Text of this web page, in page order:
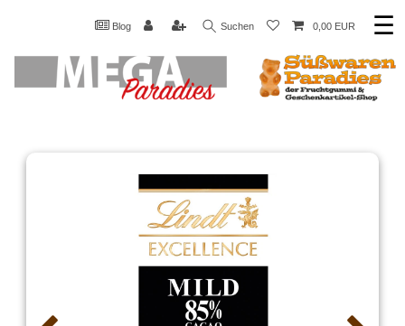
Blog Suchen 0,00 EUR ☰